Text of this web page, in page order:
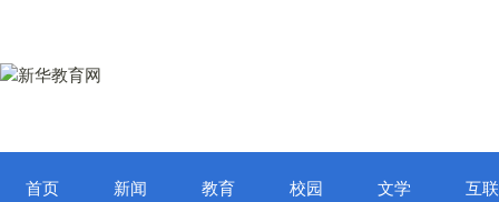
首页 新闻 教育 校园 文学 互